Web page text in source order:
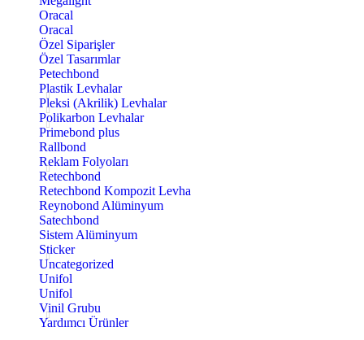
Oracal
Oracal
Özel Siparişler
Özel Tasarımlar
Petechbond
Plastik Levhalar
Pleksi (Akrilik) Levhalar
Polikarbon Levhalar
Primebond plus
Rallbond
Reklam Folyoları
Retechbond
Retechbond Kompozit Levha
Reynobond Alüminyum
Satechbond
Sistem Alüminyum
Sticker
Uncategorized
Unifol
Unifol
Vinil Grubu
Yardımcı Ürünler